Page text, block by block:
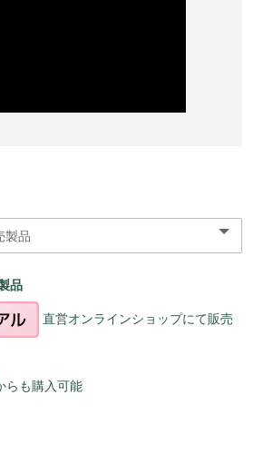
品
直営オンラインショップにて販売
らも購入可能